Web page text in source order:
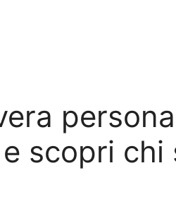
scopri chi